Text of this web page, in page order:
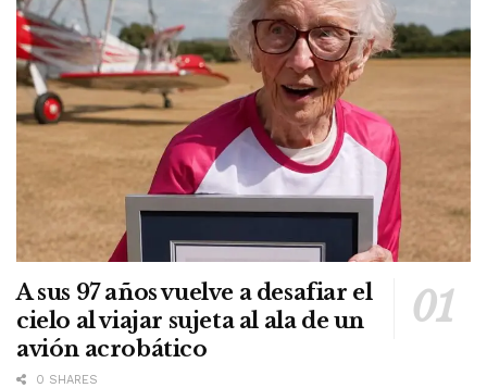
A sus 97 años vuelve a desafiar el
cielo al viajar sujeta al ala de un
avión acrobático
0 SHARES